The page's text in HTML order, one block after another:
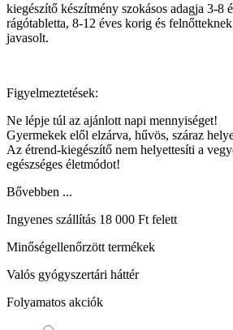
kiegészítő készítmény szokásos adagja 3-8
rágótabletta, 8-12 éves korig és
javasolt.
Figyelmeztetések:
Ne lépje túl az ajánlott napi mennyiséget!
Gyermekek elől elzárva, hűvös, száraz
Az étrend-kiegészítő nem helyettesíti a
egészséges életmódot!
Bővebben ...
Ingyenes szállítás 18 000 Ft felett
Minőségellenőrzött termékek
Valós gyógyszertári háttér
Folyamatos akciók